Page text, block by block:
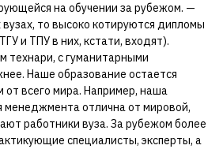
на обучении за рубежом. —
вузах, то высоко котируются дипломы
и ТПУ в них, кстати, входят).
технари, с гуманитарными
Наше образование остается
от всего мира. Например, наша
менеджмента отлична от мировой,
работники вуза. За рубежом более
специалисты, эксперты, а